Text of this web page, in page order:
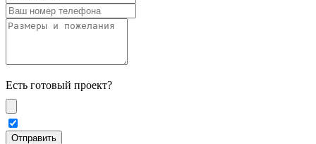
Есть готовый проект?